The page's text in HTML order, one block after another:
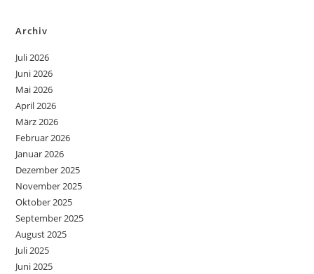
Archiv
Juli 2026
Juni 2026
Mai 2026
April 2026
März 2026
Februar 2026
Januar 2026
Dezember 2025
November 2025
Oktober 2025
September 2025
August 2025
Juli 2025
Juni 2025